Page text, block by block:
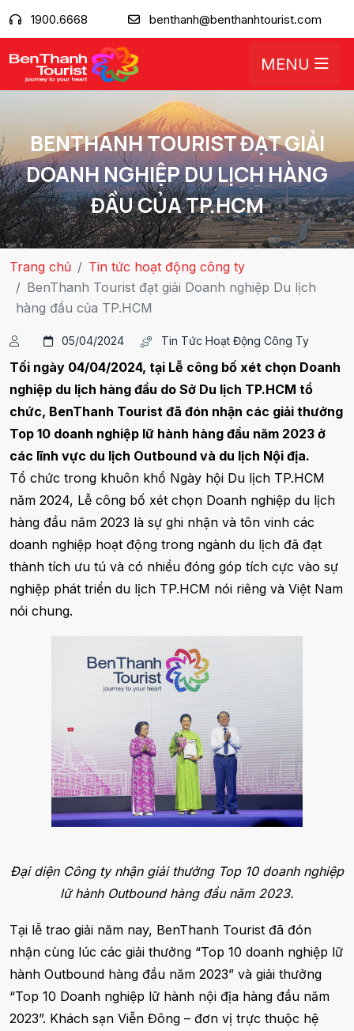
1900.6668 benthanh@benthanhtourist.com
MENU
BENTHANH TOURIST ĐẠT GIẢI
DOANH NGHIỆP DU LỊCH HÀNG
ĐẦU CỦA TP.HCM
Trang chủ
Tin tức hoạt động công ty
BenThanh Tourist đạt giải Doanh nghiệp Du lịch
hàng đầu của TP.HCM
05/04/2024 Tin Tức Hoạt Động Công Ty
Tối ngày 04/04/2024, tại Lễ công bố xét chọn Doanh
nghiệp du lịch hàng đầu do Sở Du lịch TP.HCM tổ
chức, BenThanh Tourist đã đón nhận các giải thưởng
Top 10 doanh nghiệp lữ hành hàng đầu năm 2023 ở
các lĩnh vực du lịch Outbound và du lịch Nội địa.
Tổ chức trong khuôn khổ Ngày hội Du lịch TP.HCM
năm 2024, Lễ công bố xét chọn Doanh nghiệp du lịch
hàng đầu năm 2023 là sự ghi nhận và tôn vinh các
doanh nghiệp hoạt động trong ngành du lịch đã đạt
thành tích ưu tú và có nhiều đóng góp tích cực vào sự
nghiệp phát triển du lịch TP.HCM nói riêng và Việt Nam
nói chung.
Đại diện Công ty nhận giải thưởng Top 10 doanh nghiệp
lữ hành Outbound hàng đầu năm 2023.
Tại lễ trao giải năm nay, BenThanh Tourist đã đón
nhận cùng lúc các giải thưởng “Top 10 doanh nghiệp lữ
hành Outbound hàng đầu năm 2023” và giải thưởng
“Top 10 Doanh nghiệp lữ hành nội địa hàng đầu năm
2023”. Khách sạn Viễn Đông – đơn vị trực thuộc hệ